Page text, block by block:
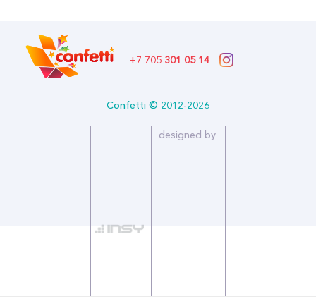
В комплекте: корона царя, шлем — 3 шт., головной убор
мудреца, головной убор Шамаханской царицы с вуалью,
головной убор золотого петушка.
+7 705 301 05 14
Confetti © 2012-2026
designed by